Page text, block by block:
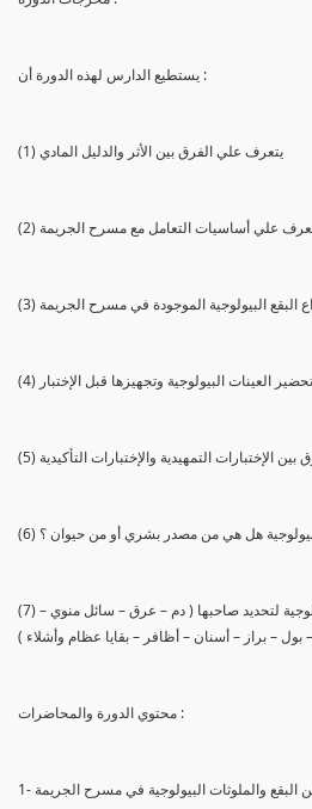
يستطيع الدارس لهذه الدورة أن :
(1) يتعرف علي الفرق بين الأثر والدليل المادي
يتعرف علي أساسيات التعامل مع مسرح الجريمة
البقع البيولوجية الموجودة في مسرح الجريمة
العينات البيولوجية وتجهيزها قبل الإختبار
بين الإختبارات التمهيدية والإختبارات التأكيدية
البيولوجية هل هي من مصدر بشري أو من حيوان ؟
(7) إجراء الإختبارات علي العينة البيولوجية لتحديد صاحبها ( دم – عرق – سائل منوي –
– براز – أسنان – أظافر – بقايا عظام وأشلاء )
محتوي الدورة والمحاضرات :
البقع والملوثات البيولوجية في مسرح الجريمة